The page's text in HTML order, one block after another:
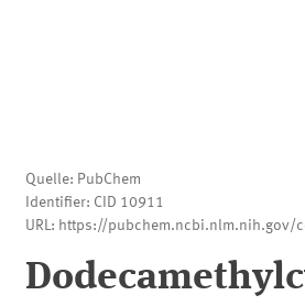
Quelle: PubChem
Identifier: CID 10911
URL: https://